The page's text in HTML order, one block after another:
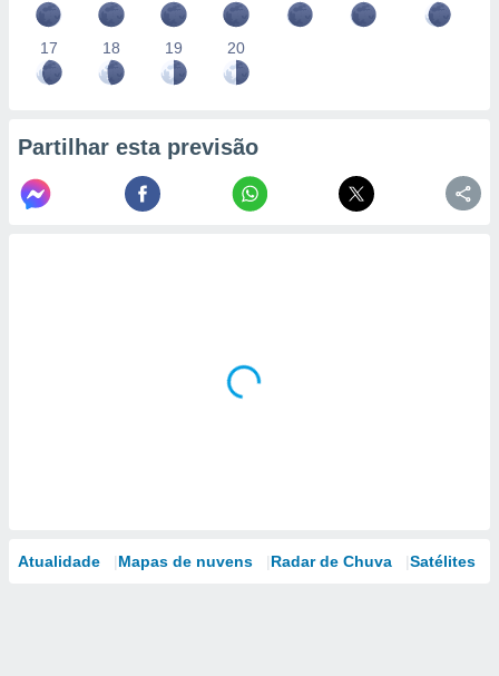
17 18 19 20
Partilhar esta previsão
Atualidade Mapas de nuvens Radar de Chuva Satélites